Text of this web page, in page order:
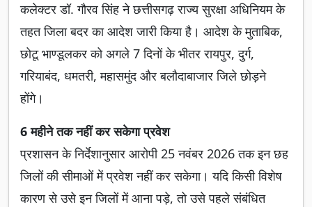
कलेक्टर डॉ. गौरव सिंह ने छत्तीसगढ़ राज्य सुरक्षा अधिनियम के
तहत जिला बदर का आदेश जारी किया है। आदेश के मुताबिक,
छोटू भाण्डूलकर को अगले 7 दिनों के भीतर रायपुर, दुर्ग,
गरियाबंद, धमतरी, महासमुंद और बलौदाबाजार जिले छोड़ने
होंगे।
6 महीने तक नहीं कर सकेगा प्रवेश
प्रशासन के निर्देशानुसार आरोपी 25 नवंबर 2026 तक इन छह
जिलों की सीमाओं में प्रवेश नहीं कर सकेगा। यदि किसी विशेष
कारण से उसे इन जिलों में आना पड़े, तो उसे पहले संबंधित